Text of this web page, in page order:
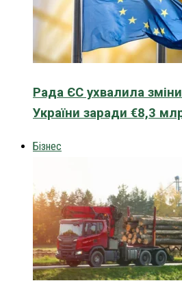
Рада ЄС ухвалила
України заради €8,3
Бізнес